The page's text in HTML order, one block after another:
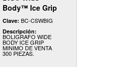
Body™ Ice Grip
Clave: BC-CSWBIG
Descripción:
BOLIGRAFO WIDE
BODY ICE GRIP
MINIMO DE VENTA
300 PIEZAS.